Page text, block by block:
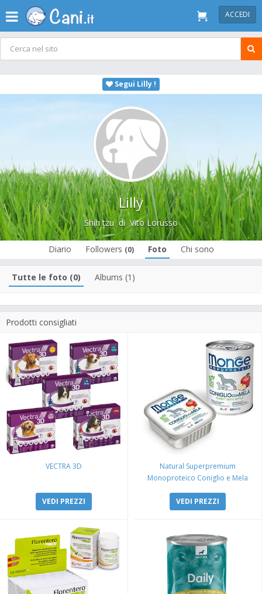
ACCEDI
Segui Lilly !
Lilly
Shih tzudiVito Lorusso
Diario Followers (0) Foto Chi sono
Tutte le foto (0) Albums (1)
Prodotti consigliati
VECTRA 3D
VEDI PREZZI
Natural Superpremium
Monoproteico Coniglio e Mela
VEDI PREZZI